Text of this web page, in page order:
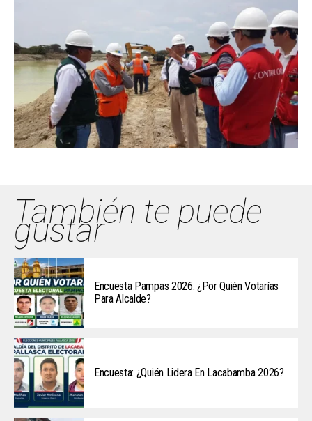
También te puede
gustar
Encuesta Pampas 2026: ¿Por Quién Votarías
Para Alcalde?
Encuesta: ¿Quién Lidera En Lacabamba 2026?